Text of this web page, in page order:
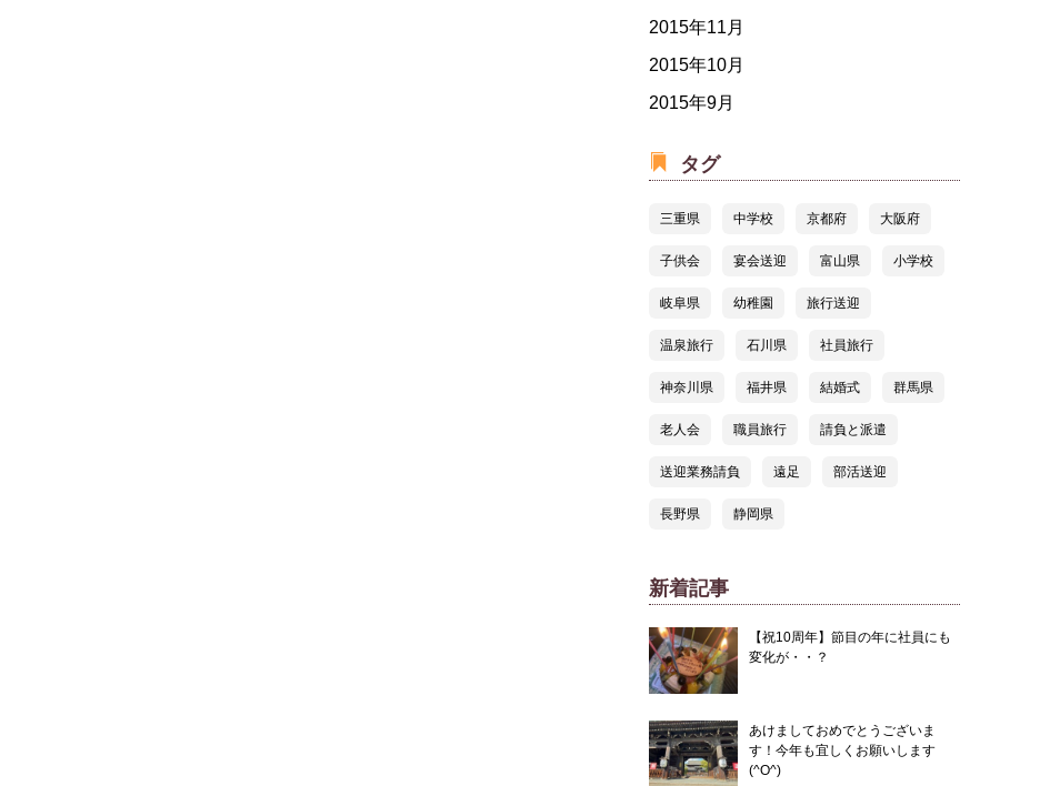
2015年11月
2015年10月
2015年9月
タグ
三重県 中学校 京都府 大阪府
子供会 宴会送迎 富山県 小学校
岐阜県 幼稚園 旅行送迎
温泉旅行 石川県 社員旅行
神奈川県 福井県 結婚式 群馬県
老人会 職員旅行 請負と派遣
送迎業務請負 遠足 部活送迎
長野県 静岡県
新着記事
【祝10周年】節目の年に社員にも
変化が・・？
あけましておめでとうございま
す！今年も宜しくお願いします
(^O^)